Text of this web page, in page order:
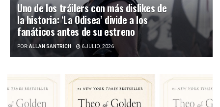
Uno de los tráilers con más dislikes de
la historia: ‘La Odisea’ divide a los
fanáticos antes de su estreno
POR:ALLAN SANTRICH 6 JULIO, 2026